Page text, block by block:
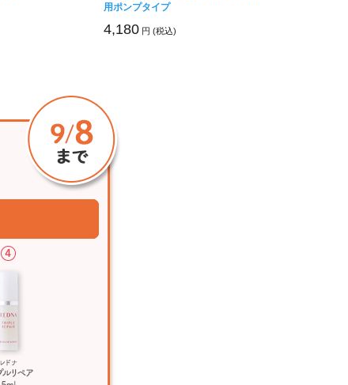
用ポンプタイプ
4,180 円 (税込)